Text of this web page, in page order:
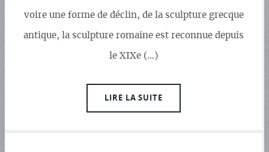
voire une forme de déclin, de la sculpture grecque
antique, la sculpture romaine est reconnue depuis
le XIXe (…)
LIRE LA SUITE